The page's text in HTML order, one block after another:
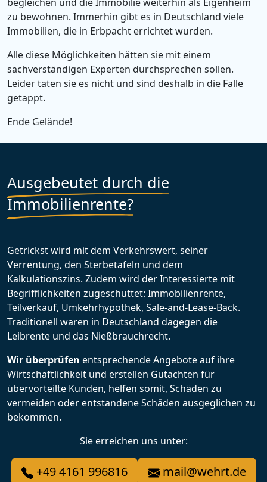
zu bewohnen. Immerhin gibt es in Deutschland viele
Immobilien, die in Erbpacht errichtet wurden.
Alle diese Möglichkeiten hätten sie mit einem
sachverständigen Experten durchsprechen sollen.
Leider taten sie es nicht und sind deshalb in die Falle
getappt.
Ende Gelände!
Ausgebeutet durch die
Immobilienrente?
Getrickst wird mit dem Verkehrswert, seiner
Verrentung, den Sterbetafeln und dem
Kalkulationszins. Zudem wird der Interessierte mit
Begrifflichkeiten zugeschüttet: Immobilienrente,
Teilverkauf, Umkehrhypothek, Sale-and-Lease-Back.
Traditionell waren in Deutschland dagegen die
Leibrente und das Nießbrauchrecht.
Wir überprüfen entsprechende Angebote auf ihre
Wirtschaftlichkeit und erstellen Gutachten für
übervorteilte Kunden, helfen somit, Schäden zu
vermeiden oder entstandene Schäden ausgeglichen zu
bekommen.
Sie erreichen uns unter:
+49 4161 996816 mail@wehrt.de